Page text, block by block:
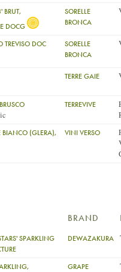
BRUT,
DOCG
SORELLE
BRONCA
TREVISO DOC
SORELLE
BRONCA
TERRE GAIE
TERREVIVE
BIANCO (GLERA),
VINI VERSO
BRAND
SPARKLING
DEWAZAKURA
GRAPE